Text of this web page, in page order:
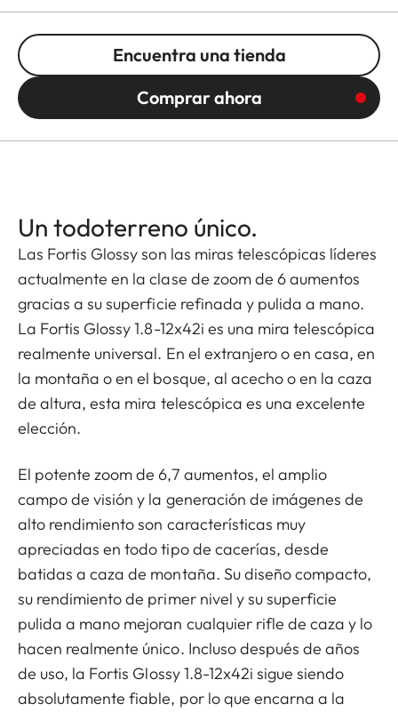
Encuentra una tienda
Comprar ahora
Un todoterreno único.
Las Fortis Glossy son las miras telescópicas líderes
actualmente en la clase de zoom de 6 aumentos
gracias a su superficie refinada y pulida a mano.
La Fortis Glossy 1.8-12x42i es una mira telescópica
realmente universal. En el extranjero o en casa, en
la montaña o en el bosque, al acecho o en la caza
de altura, esta mira telescópica es una excelente
elección.
El potente zoom de 6,7 aumentos, el amplio
campo de visión y la generación de imágenes de
alto rendimiento son características muy
apreciadas en todo tipo de cacerías, desde
batidas a caza de montaña. Su diseño compacto,
su rendimiento de primer nivel y su superficie
pulida a mano mejoran cualquier rifle de caza y lo
hacen realmente único. Incluso después de años
de uso, la Fortis Glossy 1.8-12x42i sigue siendo
absolutamente fiable, por lo que encarna a la